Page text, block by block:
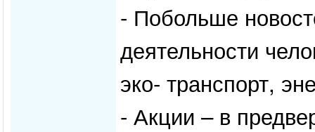
- Побольше
деятельности
эко- транспорт,
- Акции – в